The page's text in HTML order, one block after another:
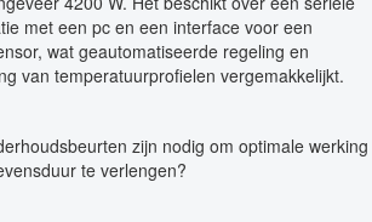
met een pc en een interface voor een
wat geautomatiseerde regeling en
van temperatuurprofielen vergemakkelijkt.
zijn nodig om optimale werking
te verlengen?